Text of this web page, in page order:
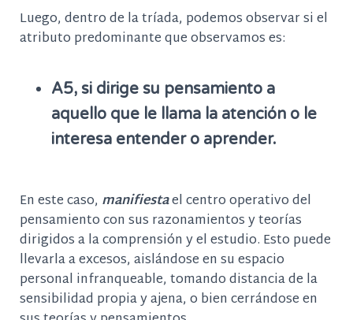
Luego, dentro de la tríada, podemos observar si el
atributo predominante que observamos es:
A5, si dirige su pensamiento a
aquello que le llama la atención o le
interesa entender o aprender.
En este caso, manifiestael centro operativo del
pensamiento con sus razonamientos y teorías
dirigidos a la comprensión y el estudio. Esto puede
llevarla a excesos, aislándose en su espacio
personal infranqueable, tomando distancia de la
sensibilidad propia y ajena, o bien cerrándose en